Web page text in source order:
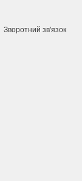
Зворотний зв'язок